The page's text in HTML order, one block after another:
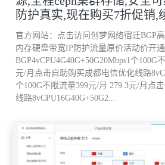
防护真实,现在购买7折促销,
官方网站：点击访问创梦网络宿迁BGP
内存硬盘带宽IP防护流量原价活动价开
BGP4vCPU4G40G+50G20Mbps1个100G
元/月点击自助购买成都电信优化线路
个100G不限流量399元/月 279.3元/月点
线路8vCPU16G40G+50G2...